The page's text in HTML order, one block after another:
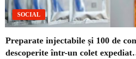
SOCIAL
Preparate injectabile și 100 de
descoperite într-un colet